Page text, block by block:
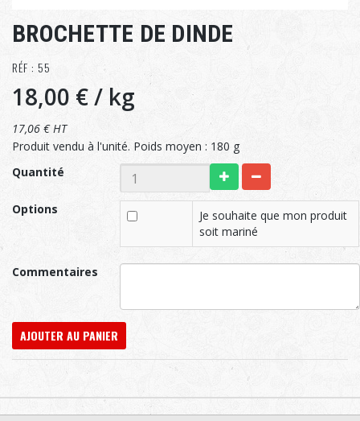
BROCHETTE DE DINDE
RÉF : 55
18,00 €/ kg
17,06 € HT
Produit vendu à l'unité. Poids moyen : 180 g
Quantité
Options
Je souhaite que mon produit
soit mariné
Commentaires
AJOUTER AU PANIER